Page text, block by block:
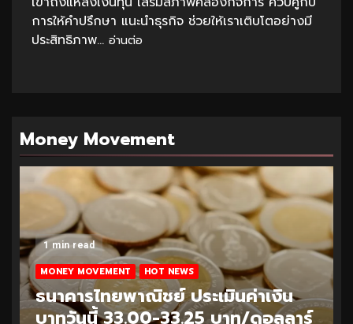
การให้คำปรึกษา แนะนำธุรกิจ ช่วยให้เราเติบโตอย่างมี
ประสิทธิภาพ... อ่านต่อ
Money Movement
1 min read
MONEY MOVEMENT HOT NEWS
ธนาคารไทยพาณิชย์ ประเมินค่าเงิน
บาทวันนี้ 32.95-33.20 บาท/ดอลลาร์